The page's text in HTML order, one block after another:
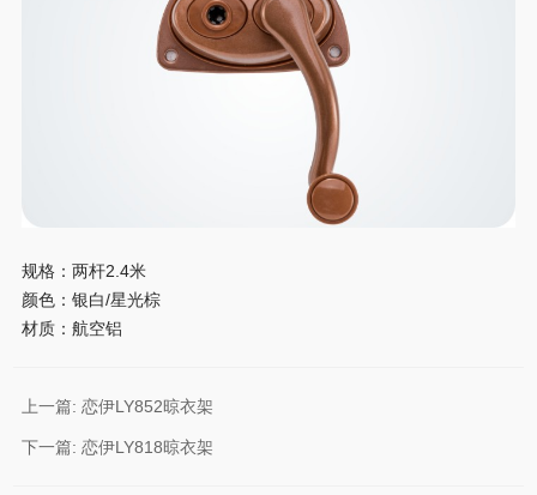
规格：两杆2.4米
颜色：银白/星光棕
材质：航空铝
上一篇: 恋伊LY852晾衣架
下一篇: 恋伊LY818晾衣架